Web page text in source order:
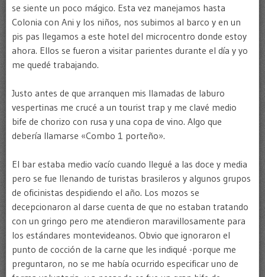
se siente un poco mágico. Esta vez manejamos hasta
Colonia con Ani y los niños, nos subimos al barco y en un
pis pas llegamos a este hotel del microcentro donde estoy
ahora. Ellos se fueron a visitar parientes durante el día y yo
me quedé trabajando.
Justo antes de que arranquen mis llamadas de laburo
vespertinas me crucé a un tourist trap y me clavé medio
bife de chorizo con rusa y una copa de vino. Algo que
debería llamarse «Combo 1 porteño».
El bar estaba medio vacío cuando llegué a las doce y media
pero se fue llenando de turistas brasileros y algunos grupos
de oficinistas despidiendo el año. Los mozos se
decepcionaron al darse cuenta de que no estaban tratando
con un gringo pero me atendieron maravillosamente para
los estándares montevideanos. Obvio que ignoraron el
punto de cocción de la carne que les indiqué -porque me
preguntaron, no se me había ocurrido especificar uno de